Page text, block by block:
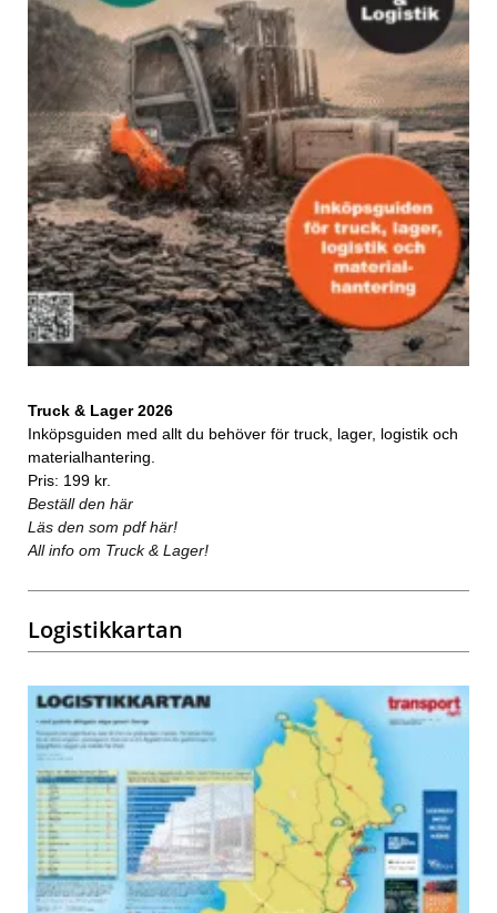
Truck & Lager 2026
Inköpsguiden med allt du behöver för truck, lager, logistik och
materialhantering.
Pris: 199 kr.
Beställ den här
Läs den som pdf här!
All info om Truck & Lager!
Logistikkartan